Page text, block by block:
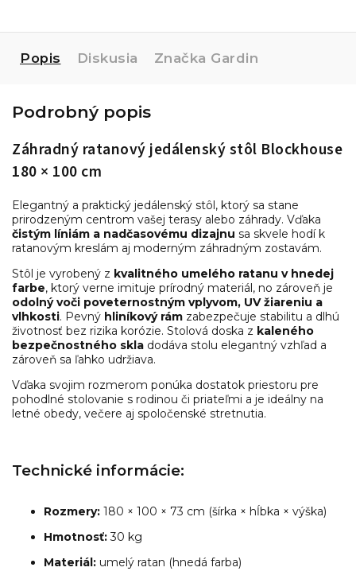
Popis Diskusia Značka Gardin
Podrobný popis
Záhradný ratanový jedálenský stôl Blockhouse
180 × 100 cm
Elegantný a praktický jedálenský stôl, ktorý sa stane
prirodzeným centrom vašej terasy alebo záhrady. Vďaka
čistým líniám a nadčasovému dizajnu sa skvele hodí k
ratanovým kreslám aj moderným záhradným zostavám.
Stôl je vyrobený z kvalitného umelého ratanu v hnedej
farbe, ktorý verne imituje prírodný materiál, no zároveň je
odolný voči poveternostným vplyvom, UV žiareniu a
vlhkosti. Pevný hliníkový rám zabezpečuje stabilitu a dlhú
životnosť bez rizika korózie. Stolová doska z kaleného
bezpečnostného skla dodáva stolu elegantný vzhľad a
zároveň sa ľahko udržiava.
Vďaka svojim rozmerom ponúka dostatok priestoru pre
pohodlné stolovanie s rodinou či priateľmi a je ideálny na
letné obedy, večere aj spoločenské stretnutia.
Technické informácie:
Rozmery: 180 × 100 × 73 cm (šírka × hĺbka × výška)
Hmotnosť:30 kg
Materiál: umelý ratan (hnedá farba)